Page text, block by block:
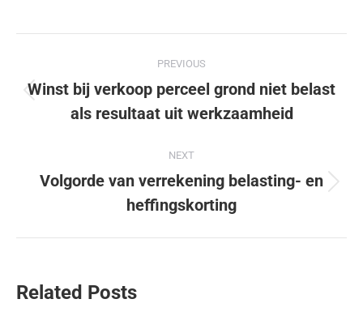
PREVIOUS
Winst bij verkoop perceel grond niet belast
als resultaat uit werkzaamheid
NEXT
Volgorde van verrekening belasting- en
heffingskorting
Related Posts